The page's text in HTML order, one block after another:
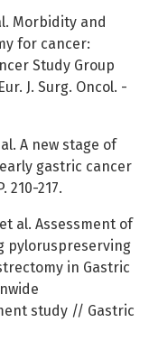
Morbidity and
for cancer:
Study Group
J. Surg. Oncol. -
A new stage of
gastric cancer
210-217.
al. Assessment of
pyloruspreserving
in Gastric
study // Gastric